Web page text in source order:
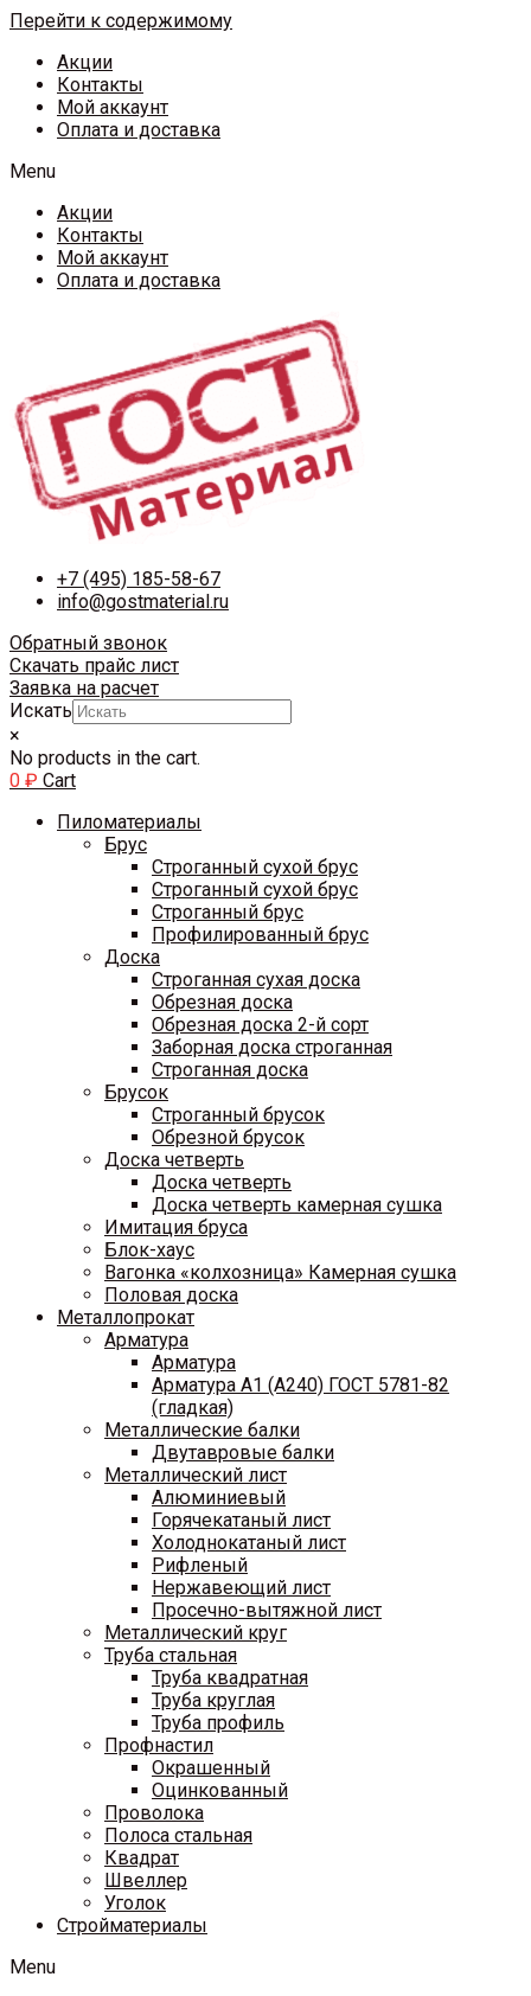
Перейти к содержимому
Акции
Контакты
Мой аккаунт
Оплата и доставка
Menu
Акции
Контакты
Мой аккаунт
Оплата и доставка
+7 (495) 185-58-67
info@gostmaterial.ru
Обратный звонок
Скачать прайс лист
Заявка на расчет
Искать
×
No products in the cart.
0 ₽ Cart
Пиломатериалы
Брус
Строганный сухой брус
Строганный сухой брус
Строганный брус
Профилированный брус
Доска
Строганная сухая доска
Обрезная доска
Обрезная доска 2-й сорт
Заборная доска строганная
Строганная доска
Брусок
Строганный брусок
Обрезной брусок
Доска четверть
Доска четверть
Доска четверть камерная сушка
Имитация бруса
Блок-хаус
Вагонка «колхозница» Камерная сушка
Половая доска
Металлопрокат
Арматура
Арматура
Арматура A1 (A240) ГОСТ 5781-82
(гладкая)
Металлические балки
Двутавровые балки
Металлический лист
Алюминиевый
Горячекатаный лист
Холоднокатаный лист
Рифленый
Нержавеющий лист
Просечно-вытяжной лист
Металлический круг
Труба стальная
Труба квадратная
Труба круглая
Труба профиль
Профнастил
Окрашенный
Оцинкованный
Проволока
Полоса стальная
Квадрат
Швеллер
Уголок
Стройматериалы
Menu